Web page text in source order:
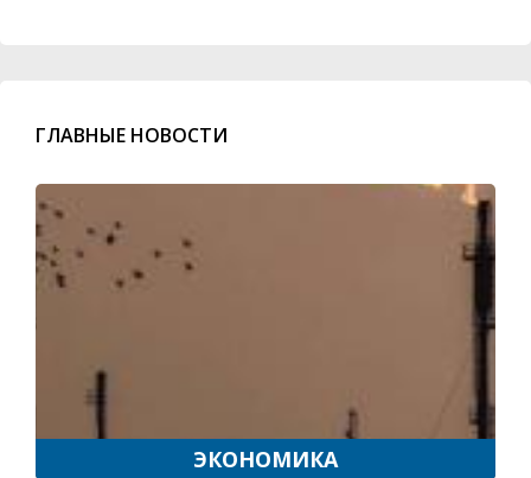
ГЛАВНЫЕ НОВОСТИ
ЭКОНОМИКА